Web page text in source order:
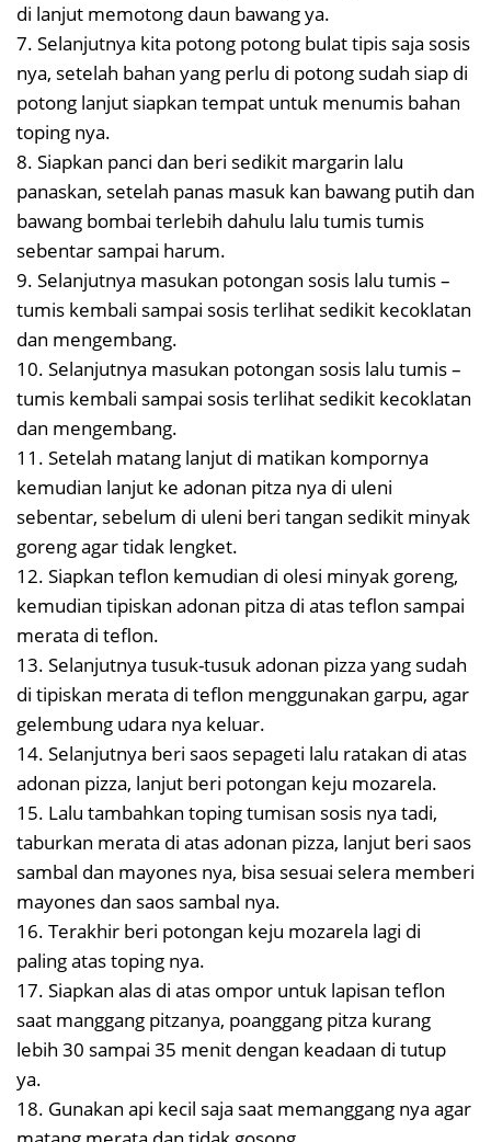
di lanjut memotong daun bawang ya.
7. Selanjutnya kita potong potong bulat tipis saja sosis
nya, setelah bahan yang perlu di potong sudah siap di
potong lanjut siapkan tempat untuk menumis bahan
toping nya.
8. Siapkan panci dan beri sedikit margarin lalu
panaskan, setelah panas masuk kan bawang putih dan
bawang bombai terlebih dahulu lalu tumis tumis
sebentar sampai harum.
9. Selanjutnya masukan potongan sosis lalu tumis –
tumis kembali sampai sosis terlihat sedikit kecoklatan
dan mengembang.
10. Selanjutnya masukan potongan sosis lalu tumis –
tumis kembali sampai sosis terlihat sedikit kecoklatan
dan mengembang.
11. Setelah matang lanjut di matikan kompornya
kemudian lanjut ke adonan pitza nya di uleni
sebentar, sebelum di uleni beri tangan sedikit minyak
goreng agar tidak lengket.
12. Siapkan teflon kemudian di olesi minyak goreng,
kemudian tipiskan adonan pitza di atas teflon sampai
merata di teflon.
13. Selanjutnya tusuk-tusuk adonan pizza yang sudah
di tipiskan merata di teflon menggunakan garpu, agar
gelembung udara nya keluar.
14. Selanjutnya beri saos sepageti lalu ratakan di atas
adonan pizza, lanjut beri potongan keju mozarela.
15. Lalu tambahkan toping tumisan sosis nya tadi,
taburkan merata di atas adonan pizza, lanjut beri saos
sambal dan mayones nya, bisa sesuai selera memberi
mayones dan saos sambal nya.
16. Terakhir beri potongan keju mozarela lagi di
paling atas toping nya.
17. Siapkan alas di atas ompor untuk lapisan teflon
saat manggang pitzanya, poanggang pitza kurang
lebih 30 sampai 35 menit dengan keadaan di tutup
ya.
18. Gunakan api kecil saja saat memanggang nya agar